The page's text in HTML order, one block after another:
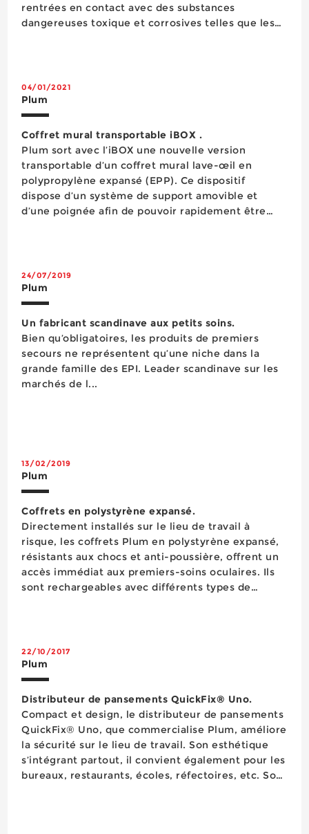
rentrées en contact avec des substances
dangereuses toxique et corrosives telles que les
Ce produit, d’une dur&eacut...
04/01/2021
Plum
Coffret mural transportable iBOX .
Plum sort avec l’iBOX une nouvelle version
transportable d’un coffret mural lave-œil en
polypropylène expansé (EPP). Ce dispositif
dispose d’un système de support amovible et
d’une poignée afin de pouvoir rapidement être
24/07/2019
Plum
Un fabricant scandinave aux petits soins.
Bien qu’obligatoires, les produits de premiers
secours ne représentent qu’une niche dans la
grande famille des EPI. Leader scandinave sur les
marchés de l...
13/02/2019
Plum
Coffrets en polystyrène expansé.
Directement installés sur le lieu de travail à
risque, les coffrets Plum en polystyrène expansé,
résistants aux chocs et anti-poussière, offrent un
accès immédiat aux premiers-soins oculaires. Ils
sont rechargeables avec différents types de
22/10/2017
Plum
Distributeur de pansements QuickFix® Uno.
Compact et design, le distributeur de pansements
QuickFix® Uno, que commercialise Plum, améliore
la sécurité sur le lieu de travail. Son esthétique
s’intégrant partout, il convient également pour les
bureaux, restaurants, écoles, réfectoires, etc. Son